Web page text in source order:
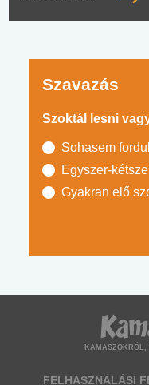
Szavazás
Szoktál lesni
Sohasem
Egyszer-
Gyakran elő
FELHASZNÁLÁSI